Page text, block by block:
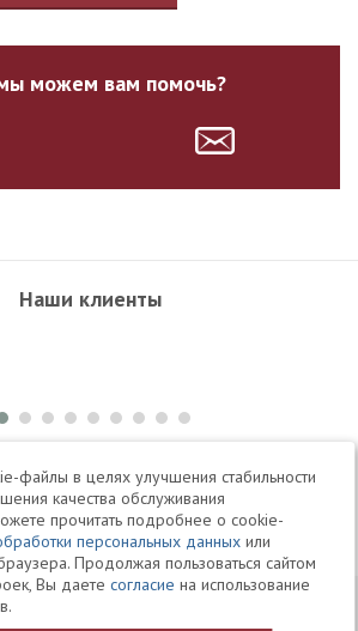
можем вам помочь?
Наши клиенты
495 504-34-61
Telegram Max
Фирма «Клифф»
аудит, офшоры
файлы в целях улучшения стабильности
качества обслуживания
прочитать подробнее о cookie-
персональных данных или
Продолжая пользоваться сайтом
Вы даетесогласие на использование